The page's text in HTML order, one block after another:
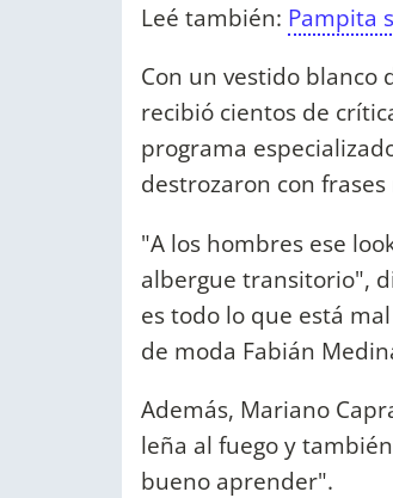
Leé también: Pampita
Con un vestido blanco
recibió cientos de
programa
destrozaron con
"A los hombres ese
albergue transitorio",
es todo lo que está
de moda Fabián
Además, Mariano
leña al fuego y
bueno aprender".